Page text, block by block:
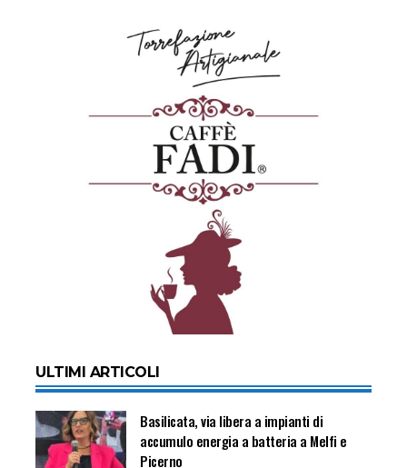
ULTIMI ARTICOLI
Basilicata, via libera a impianti di
accumulo energia a batteria a Melfi e
Picerno